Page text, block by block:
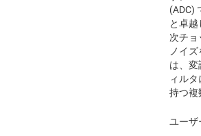
(ADC)
と卓
次チ
ノイ
は、変
ィル
持つ複
ユーザ